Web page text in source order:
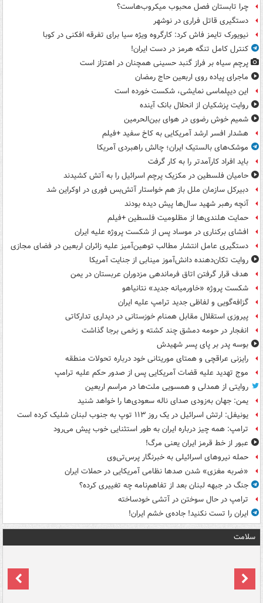
چرا تابستان فصل محبوب میکروب‌هاست؟
دستگیری قاتل فراری در نوشهر
نیویورک تایمز فاش کرد: کارگروه ویژه سیا برای تفرقه افکنی در کوبا
کنترل کامل تنگه هرمز در دست ایران!
پرچم سیاه بر فراز گنبد حسینی همچنان در اهتزاز است
ماجرای پیاده روی اربعین حاج رمضان
این دیپلماسی نمایشی، شکست خورده است
روایت پزشکیان از انحلال بانک آینده
شمیم خوش رضوی در هوای بین‌الحرمین
هشدار افسر ارشد آمریکایی به کاخ سفید +فیلم
موشک‌های بالستیک ایران؛ چالش راهبردی آمریکا
باید افراد کارآمدتر را به کار گرفت
حامیان فلسطین در مکزیک پرچم اسرائیل را به آتش کشیدند
دبیرکل سازمان ملل باز هم خواستار آتش‌بس فوری در اوکراین شد
آنچه رهبر شهید سال‌ها پیش دیده بودند
حمایت هلندی‌ها از مظلومیت فلسطین +فیلم
افشای برکناری در موساد پس از شکست پروژه علیه ایران
دستگیری عامل انتشار مطالب توهین‌آمیز علیه زائران اربعین در فضای مجازی
روایت تکان‌دهنده دانش‌آموز مینابی از جنایت آمریکا
هدف قرار گرفتن اتاق‌ فرماندهی مزدوران عربستان در یمن
شکست پروژه «خاورمیانه جدید» نتانیاهو
گزافه‌گویی و لفاظی جدید ترامپ علیه ایران
پیروزی استقلال مقابل همنام خوزستانی در دیداری تدارکاتی
انفجار در حومه دمشق چند کشته و زخمی برجا گذاشت
بوسه‌ پدر بر پای پسر شهیدش
رایزنی عراقچی و همتای موریتانی خود درباره تحولات منطقه
موج تهدید علیه قضات آمریکایی پس از صدور حکم علیه ترامپ
روایتی از همدلی و همسویی ملت‌ها در مراسم اربعین
یمن: جهان به‌زودی صدای ناله سعودی‌ها را خواهد شنید
یونیفل: ارتش اسرائیل در یک روز ۱۱۳ توپ به جنوب لبنان شلیک کرده است
ترامپ: همه چیز درباره ایران به طور استثنایی خوب پیش می‌رود
عبور از خط قرمز ایران یعنی مرگ!
حمله نیروهای اسرائیلی به خبرنگار پرس‌تی‌وی
«ضربه مغزی» شدن صدها نظامی آمریکایی در حملات ایران
جنگ در جبهه لبنان بعد از تفاهم‌نامه چه تغییری کرده؟
ترامپ در حال سوختن در آتشی خودساخته
ایران را تست نکنید! جاده‌ی خشم ایران!
سلامت